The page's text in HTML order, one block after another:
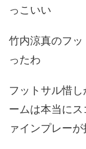
っこいい
竹内涼真のフ
ったわ
フットサル惜
ームは本当に
ァインプレー